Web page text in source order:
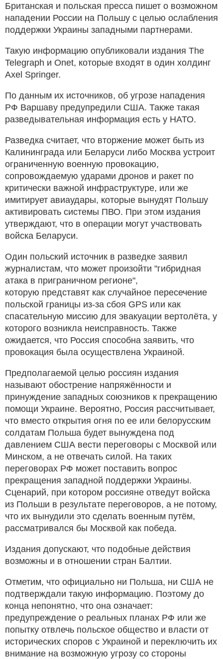
Британская и польская пресса пишет о возможном
нападении России на Польшу с целью ослабления
поддержки Украины западными партнерами.
Такую информацию опубликовали издания The
Telegraph и Onet, которые входят в один холдинг
Axel Springer.
По данным их источников, об угрозе нападения
РФ Варшаву предупредили США. Также такая
разведывательная информация есть у НАТО.
Разведка считает, что вторжение может быть из
Калининграда или Беларуси либо Москва устроит
ограниченную военную провокацию,
сопровождаемую ударами дронов и ракет по
критически важной инфраструктуре, или же
имитирует авиаудары, которые вынудят Польшу
активировать системы ПВО. При этом издания
утверждают, что в операции могут участвовать
войска Беларуси.
Один польский источник в разведке заявил
журналистам, что может произойти "гибридная
атака в приграничном регионе",
которую представят как случайное пересечение
польской границы из-за сбоя GPS или как
спасательную миссию для эвакуации вертолёта, у
которого возникла неисправность. Также
ожидается, что Россия способна заявить, что
провокация была осуществлена Украиной.
Предполагаемой целью россиян издания
называют обострение напряжённости и
принуждение западных союзников к прекращению
помощи Украине. Вероятно, Россия рассчитывает,
что вместо открытия огня по ее или белорусским
солдатам Польша будет вынуждена под
давлением США вести переговоры с Москвой или
Минском, а не отвечать силой. На таких
переговорах РФ может поставить вопрос
прекращения западной поддержки Украины.
Сценарий, при котором россияне отведут войска
из Польши в результате переговоров, а не потому,
что их вынудили это сделать военным путём,
рассматривался бы Москвой как победа.
Издания допускают, что подобные действия
возможны и в отношении стран Балтии.
Отметим, что официально ни Польша, ни США не
подтверждали такую информацию. Поэтому до
конца непонятно, что она означает:
предупреждение о реальных планах РФ или же
попытку отвлечь польское общество и власти от
исторических споров с Украиной и переключить их
внимание на возможную угрозу со стороны